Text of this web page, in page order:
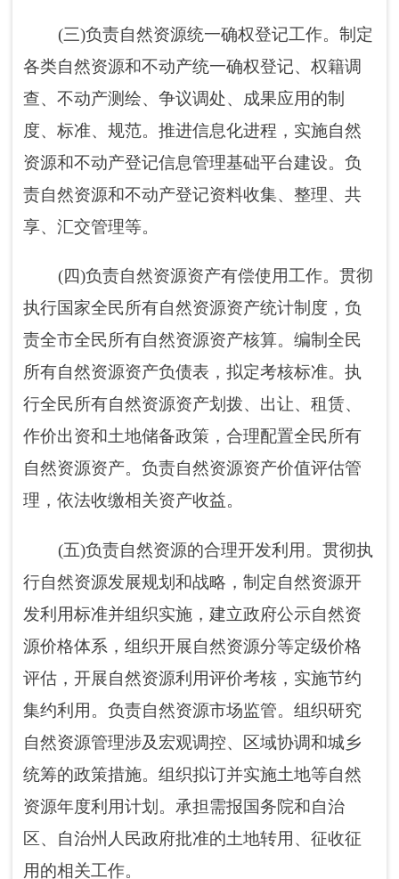
作价出资和土地储备政策，合理配置全民所有
自然资源资产。负责自然资源资产价值评估管
理，依法收缴相关资产收益。
(五)负责自然资源的合理开发利用。贯彻执
行自然资源发展规划和战略，制定自然资源开
发利用标准并组织实施，建立政府公示自然资
源价格体系，组织开展自然资源分等定级价格
集约利用。负责自然资源市场监管。组织研究
自然资源管理涉及宏观调控、区域协调和城乡
资源年度利用计划。承担需报国务院和自治
区、自治州人民政府批准的土地转用、征收征
用的相关工作。
(六)负责建立空间规划体系并监督实施。推
进落实主体功能区战略，组织编制并监督实施
国土空间规划和相关专项规划，城乡控制性详
划。开展国土空间开发适宜性评价，建立国土
空间规划实施监测、评估和预警体系。组织划
定生态保护红线、永久基本农田、城镇开发边
界等控制线，构建节约资源和保护环境的生
用途管制制度，研究拟订城乡规划政策并监督
实施。
(七)负责统筹国土空间生态修复。牵头组织
编制国土空间生态修复规划并实施有关生态修
复重大工程。负责国土空间综合整治、土地整
理复垦、矿山地质环境恢复治理等工作。牵头
实施生态保护补偿制度，制定合理利用社会资